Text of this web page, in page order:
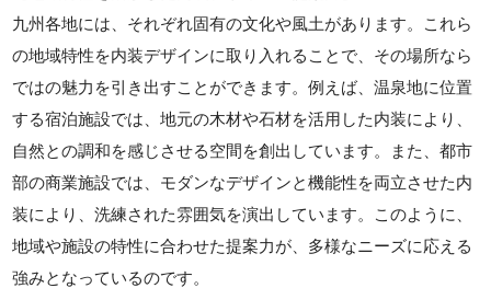
九州各地には、それぞれ固有の文化や風土があります。これら
の地域特性を内装デザインに取り入れることで、その場所なら
ではの魅力を引き出すことができます。例えば、温泉地に位置
する宿泊施設では、地元の木材や石材を活用した内装により、
自然との調和を感じさせる空間を創出しています。また、都市
部の商業施設では、モダンなデザインと機能性を両立させた内
装により、洗練された雰囲気を演出しています。このように、
地域や施設の特性に合わせた提案力が、多様なニーズに応える
強みとなっているのです。